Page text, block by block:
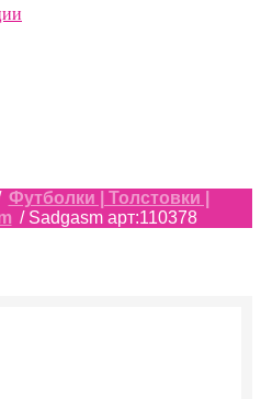
Футболки | Толстовки |
/ Sadgasm арт:110378